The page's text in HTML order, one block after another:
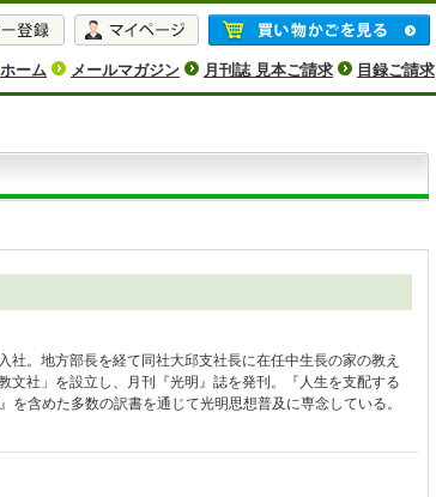
ホーム メールマガジン 月刊誌 見本ご請求 目録ご請求
。地方部長を経て同社大邱支社長に在任中生長の家の教え
社」を設立し、月刊『光明』誌を発刊。『人生を支配する
含めた多数の訳書を通じて光明思想普及に専念している。